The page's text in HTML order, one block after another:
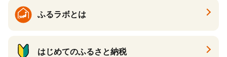
ふるラボとは
はじめてのふるさと納税